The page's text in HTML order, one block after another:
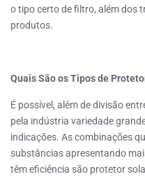
o tipo certo de filtro, além dos
produtos.
Quais São os Tipos de
É possível, além de divisão
pela indústria variedade
indicações. As combinações
substâncias apresentando
têm eficiência são protetor